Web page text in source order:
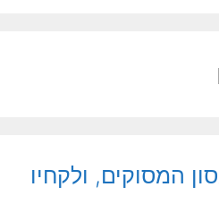
המסוקים, ולקחיו